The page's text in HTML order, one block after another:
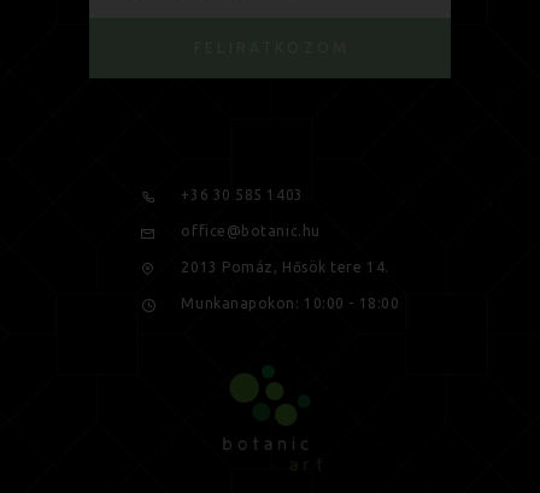
+36 30 585 1403
office@botanic.hu
2013 Pomáz, Hősök tere 14.
Munkanapokon: 10:00 - 18:00